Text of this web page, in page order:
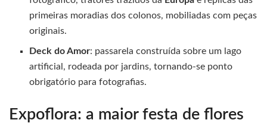
primeiras moradias dos colonos, mobiliadas com peças
originais.
Deck do Amor: passarela construída sobre um lago
artificial, rodeada por jardins, tornando-se ponto
obrigatório para fotografias.
Expoflora: a maior festa de flores